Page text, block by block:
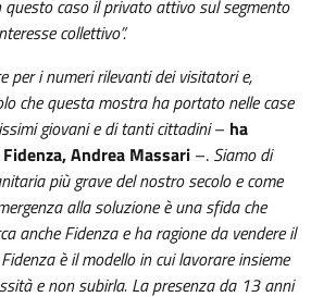
caso il privato attivo sul segmento
collettivo”.
per i numeri rilevanti dei visitatori e,
che questa mostra ha portato nelle case
giovani e di tanti cittadini– ha
Andrea Massari –. Siamo di
più grave del nostro secolo e come
alla soluzione è una sfida che
anche Fidenza e ha ragione da vendere il
è il modello in cui lavorare insieme
e non subirla. La presenza da 13 anni